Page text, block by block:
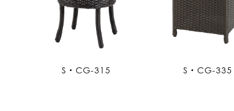
S・CG-315 S・CG-335